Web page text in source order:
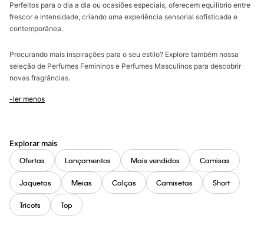
Perfeitos para o dia a dia ou ocasiões especiais, oferecem equilíbrio entre
frescor e intensidade, criando uma experiência sensorial sofisticada e
contemporânea.
Procurando mais inspirações para o seu estilo? Explore também nossa
seleção de Perfumes Femininos e Perfumes Masculinos para descobrir
novas fragrâncias.
-ler menos
Explorar mais
Ofertas
Lançamentos Mais vendidos Camisas
Jaquetas Meias Calças Camisetas Short
Tricots Top